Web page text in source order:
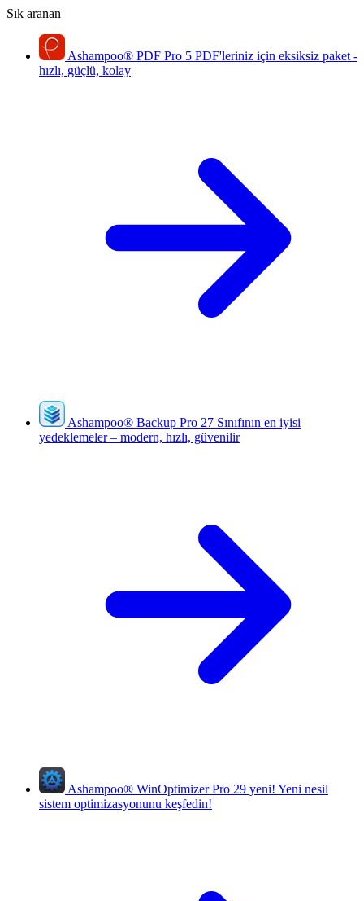
Sık aranan
Ashampoo® PDF Pro 5 PDF'leriniz için eksiksiz paket -
hızlı, güçlü, kolay
Ashampoo® Backup Pro 27 Sınıfının en iyisi
yedeklemeler – modern, hızlı, güvenilir
Ashampoo® WinOptimizer Pro 29 yeni! Yeni nesil
sistem optimizasyonunu keşfedin!